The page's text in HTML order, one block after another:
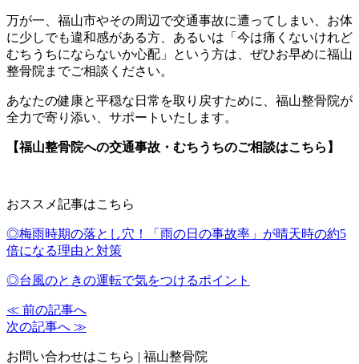
万が一、福山市やその周辺で交通事故に遭ってしまい、お体
に少しでも違和感がある方、あるいは「今は痛くないけれど
むちうちにならないか心配」という方は、ぜひお早めに福山
整骨院までご相談ください。
あなたの健康と平穏な日常を取り戻すために、福山整骨院が
全力で寄り添い、サポートいたします。
【福山整骨院への交通事故・むちうちのご相談はこちら】
おススメ記事はこちら
◎梅雨時期の落とし穴！「雨の日の事故率」が晴天時の約5
倍になる理由と対策
◎台風のときの運転で気をつけるポイント
≪ 前の記事へ
次の記事へ ≫
お問い合わせはこちら | 福山整骨院